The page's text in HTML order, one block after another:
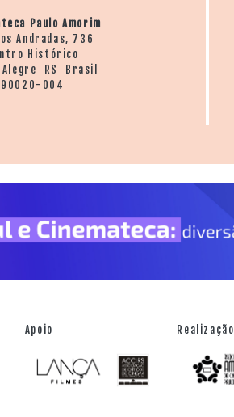
Paulo Amorim
Andradas, 736
Histórico
RS Brasil
90020-004
Apoio Realização